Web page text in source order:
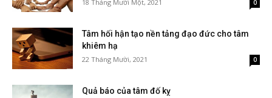
18 Tháng Mười Một, 2021 0
Tâm hối hận tạo nền tảng đạo đức cho tâm
khiêm hạ
22 Tháng Mười, 2021 0
Quả báo của tâm đố kỵ